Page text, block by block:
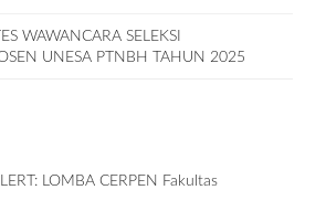
WAWANCARA SELEKSI
UNESA PTNBH TAHUN 2025
LOMBA CERPEN Fakultas